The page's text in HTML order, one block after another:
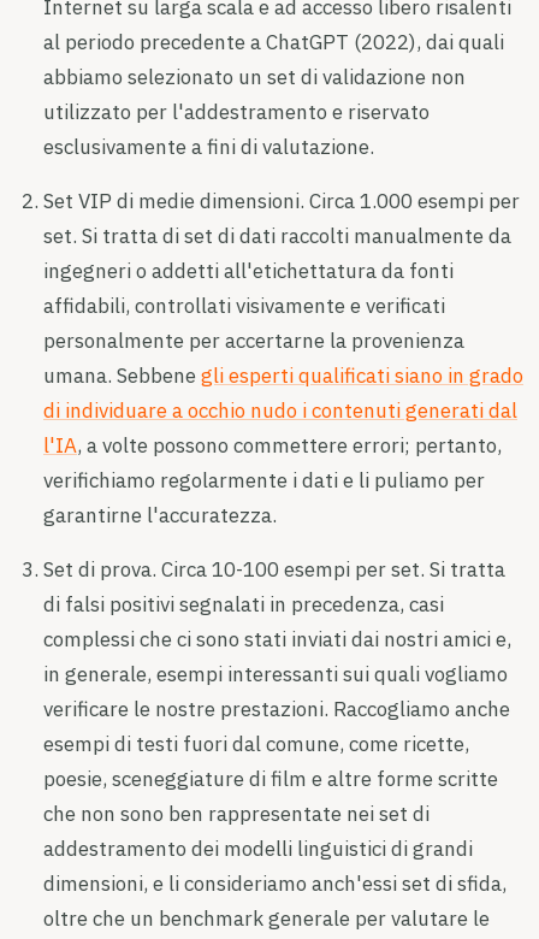
Internet su larga scala e ad accesso libero risalenti
al periodo precedente a ChatGPT (2022), dai quali
abbiamo selezionato un set di validazione non
utilizzato per l'addestramento e riservato
esclusivamente a fini di valutazione.
Set VIP di medie dimensioni. Circa 1.000 esempi per
set. Si tratta di set di dati raccolti manualmente da
ingegneri o addetti all'etichettatura da fonti
affidabili, controllati visivamente e verificati
personalmente per accertarne la provenienza
umana. Sebbenegli esperti qualificati siano in grado
di individuare a occhio nudo i contenuti generati dal
l'IA, a volte possono commettere errori; pertanto,
verifichiamo regolarmente i dati e li puliamo per
garantirne l'accuratezza.
Set di prova. Circa 10-100 esempi per set. Si tratta
di falsi positivi segnalati in precedenza, casi
complessi che ci sono stati inviati dai nostri amici e,
in generale, esempi interessanti sui quali vogliamo
verificare le nostre prestazioni. Raccogliamo anche
esempi di testi fuori dal comune, come ricette,
poesie, sceneggiature di film e altre forme scritte
che non sono ben rappresentate nei set di
addestramento dei modelli linguistici di grandi
dimensioni, e li consideriamo anch'essi set di sfida,
oltre che un benchmark generale per valutare le